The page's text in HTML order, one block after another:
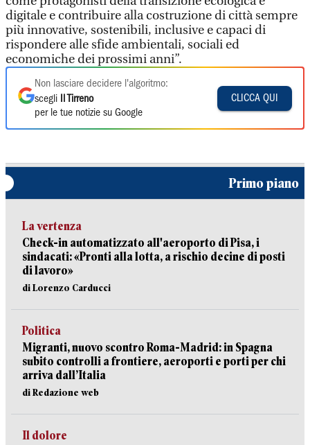
digitale e contribuire alla costruzione di città sempre
più innovative, sostenibili, inclusive e capaci di
rispondere alle sfide ambientali, sociali ed
economiche dei prossimi anni”.
Non lasciare decidere l'algoritmo:
scegli
Il Tirreno
per le tue notizie su Google
CLICCA QUI
Primo piano
La vertenza
Check-in automatizzato all'aeroporto di Pisa, i
sindacati: «Pronti alla lotta, a rischio decine di posti
di lavoro»
di Lorenzo Carducci
Politica
Migranti, nuovo scontro Roma-Madrid: in Spagna
subito controlli a frontiere, aeroporti e porti per chi
arriva dall’Italia
di Redazione web
Il dolore